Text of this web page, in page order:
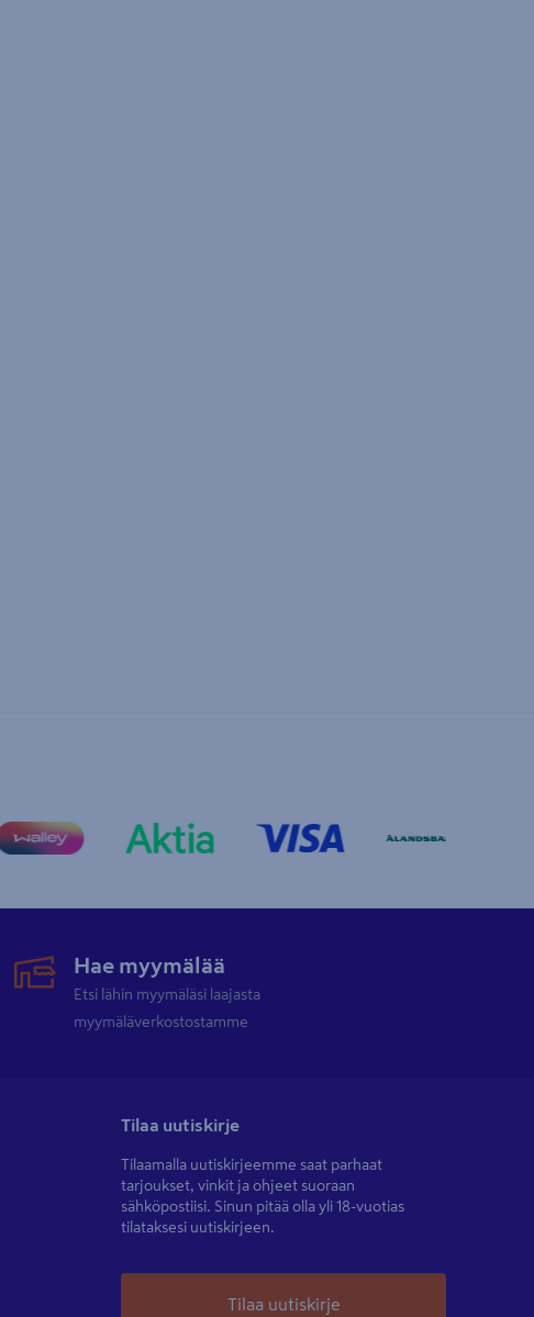
Hae myymälää
Etsi lähin myymäläsi laajasta
myymäläverkostostamme
Tilaa uutiskirje
Tilaamalla uutiskirjeemme saat parhaat
tarjoukset, vinkit ja ohjeet suoraan
sähköpostiisi. Sinun pitää olla yli 18-vuotias
tilataksesi uutiskirjeen.
Tilaa uutiskirje